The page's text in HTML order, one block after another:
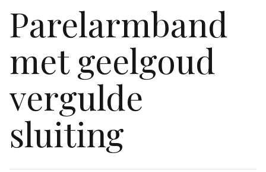
Parelarmband
met geelgoud
vergulde
sluiting